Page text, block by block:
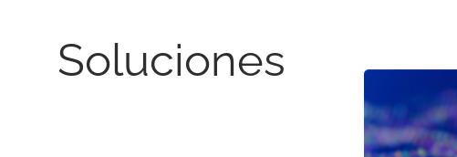
Soluciones